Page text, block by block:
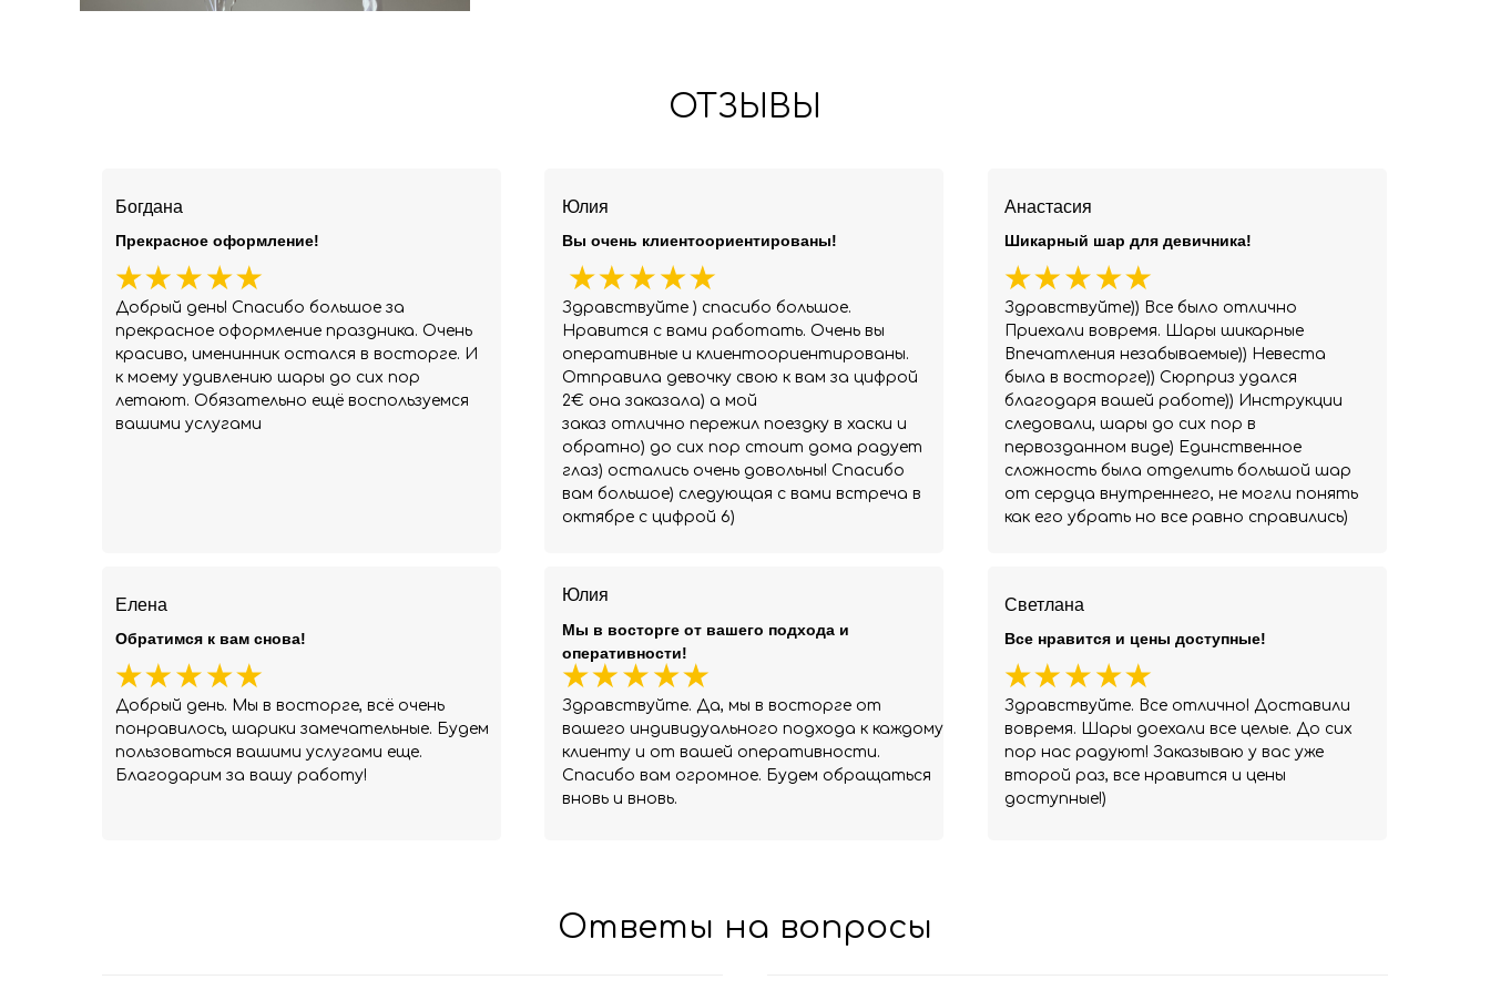
ОТЗЫВЫ
Юлия
Здравствуйте. Да, мы в восторге от
вашего индивидуального подхода к каждому
клиенту и от вашей оперативности.
Спасибо вам огромное. Будем обращаться
вновь и вновь.
Мы в восторге от вашего подхода и
оперативности!
Светлана
Здравствуйте. Все отлично! Доставили
вовремя. Шары доехали все целые. До сих
пор нас радуют! Заказываю у вас уже
второй раз, все нравится и цены
доступные!)
Все нравится и цены доступные!
Елена
Добрый день. Мы в восторге, всё очень
понравилось, шарики замечательные. Будем
пользоваться вашими услугами еще.
Благодарим за вашу работу!
Обратимся к вам снова!
Юлия
Здравствуйте ) спасибо большое.
Нравится с вами работать. Очень вы
оперативные и клиентоориентированы.
Отправила девочку свою к вам за цифрой
2€ она заказала) а мой
заказ отлично пережил поездку в хаски и
обратно) до сих пор стоит дома радует
глаз) остались очень довольны! Спасибо
вам большое) следующая с вами встреча в
октябре с цифрой 6)
Вы очень клиентоориентированы!
Анастасия
Здравствуйте)) Все было отлично
Приехали вовремя. Шары шикарные
Впечатления незабываемые)) Невеста
была в восторге)) Сюрприз удался
благодаря вашей работе)) Инструкции
следовали, шары до сих пор в
первозданном виде) Единственное
сложность была отделить большой шар
от сердца внутреннего, не могли понять
как его убрать но все равно справились)
Шикарный шар для девичника!
Богдана
Добрый день! Спасибо большое за
прекрасное оформление праздника. Очень
красиво, именинник остался в восторге. И
к моему удивлению шары до сих пор
летают. Обязательно ещё воспользуемся
вашими услугами
Прекрасное оформление!
Ответы на вопросы